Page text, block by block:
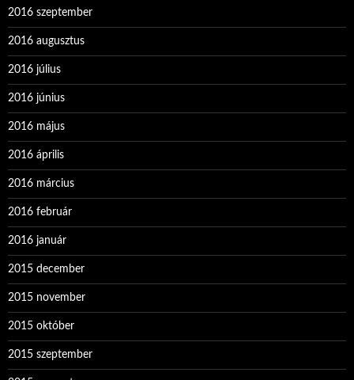
2016 szeptember
2016 augusztus
2016 július
2016 június
2016 május
2016 április
2016 március
2016 február
2016 január
2015 december
2015 november
2015 október
2015 szeptember